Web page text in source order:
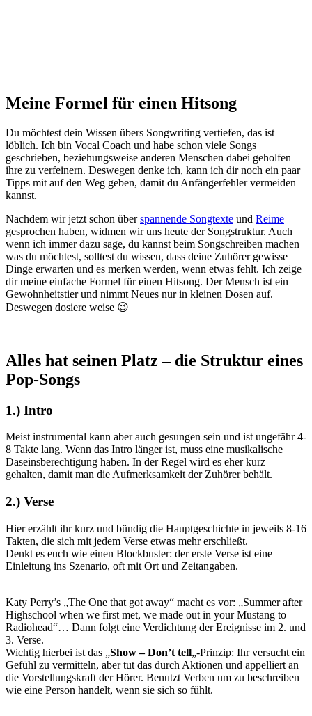
Meine Formel für einen Hitsong
Du möchtest dein Wissen übers Songwriting vertiefen, das ist
löblich. Ich bin Vocal Coach und habe schon viele Songs
geschrieben, beziehungsweise anderen Menschen dabei geholfen
ihre zu verfeinern. Deswegen denke ich, kann ich dir noch ein paar
Tipps mit auf den Weg geben, damit du Anfängerfehler vermeiden
kannst.
Nachdem wir jetzt schon überspannende Songtexte und Reime
gesprochen haben, widmen wir uns heute der Songstruktur. Auch
wenn ich immer dazu sage, du kannst beim Songschreiben machen
was du möchtest, solltest du wissen, dass deine Zuhörer gewisse
Dinge erwarten und es merken werden, wenn etwas fehlt. Ich zeige
dir meine einfache Formel für einen Hitsong. Der Mensch ist ein
Gewohnheitstier und nimmt Neues nur in kleinen Dosen auf.
Deswegen dosiere weise 😉
Alles hat seinen Platz – die Struktur eines
Pop-Songs
1.) Intro
Meist instrumental kann aber auch gesungen sein und ist ungefähr 4-
8 Takte lang. Wenn das Intro länger ist, muss eine musikalische
Daseinsberechtigung haben. In der Regel wird es eher kurz
gehalten, damit man die Aufmerksamkeit der Zuhörer behält.
2.) Verse
Hier erzählt ihr kurz und bündig die Hauptgeschichte in jeweils 8-16
Takten, die sich mit jedem Verse etwas mehr erschließt.
Denkt es euch wie einen Blockbuster: der erste Verse ist eine
Einleitung ins Szenario, oft mit Ort und Zeitangaben.
Katy Perry’s „The One that got away“ macht es vor: „Summer after
Highschool when we first met, we made out in your Mustang to
Radiohead“… Dann folgt eine Verdichtung der Ereignisse im 2. und
3. Verse.
Wichtig hierbei ist das „Show – Don’t tell„-Prinzip: Ihr versucht ein
Gefühl zu vermitteln, aber tut das durch Aktionen und appelliert an
die Vorstellungskraft der Hörer. Benutzt Verben um zu beschreiben
wie eine Person handelt, wenn sie sich so fühlt.